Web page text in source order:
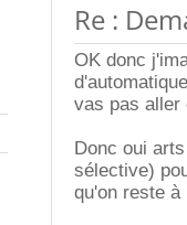
Re :
OK donc
vas pas aller
Donc oui
sélective)
qu'on reste à